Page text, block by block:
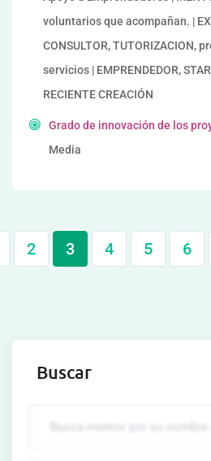
voluntarios que acompañan. |
CONSULTOR, TUTORIZACION,
servicios | EMPRENDEDOR,
RECIENTE CREACIÓN
Grado de innovación de los
Media
2 3 4 5 6
Buscar